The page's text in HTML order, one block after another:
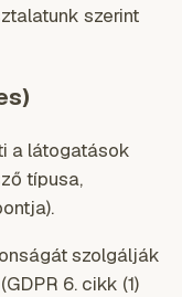
szerint
a látogatások
típusa,
szolgálják
6. cikk (1)